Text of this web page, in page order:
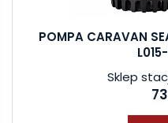
POMPA CARAVAN
Sklep